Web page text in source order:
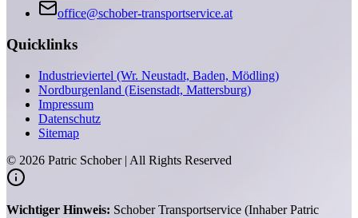
office@schober-transportservice.at
Quicklinks
Industrieviertel (Wr. Neustadt, Baden, Mödling)
Nordburgenland (Eisenstadt, Mattersburg)
Impressum
Datenschutz
Sitemap
© 2026 Patric Schober | All Rights Reserved
Wichtiger Hinweis: Schober Transportservice (Inhaber Patric